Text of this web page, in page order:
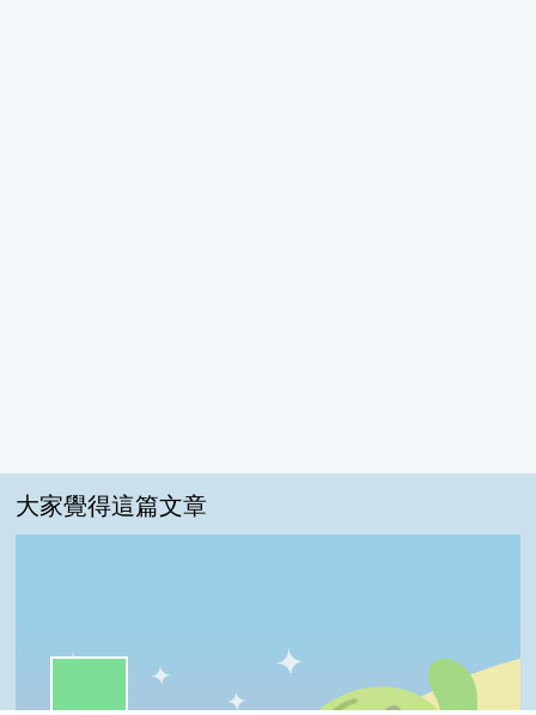
大家覺得這篇文章